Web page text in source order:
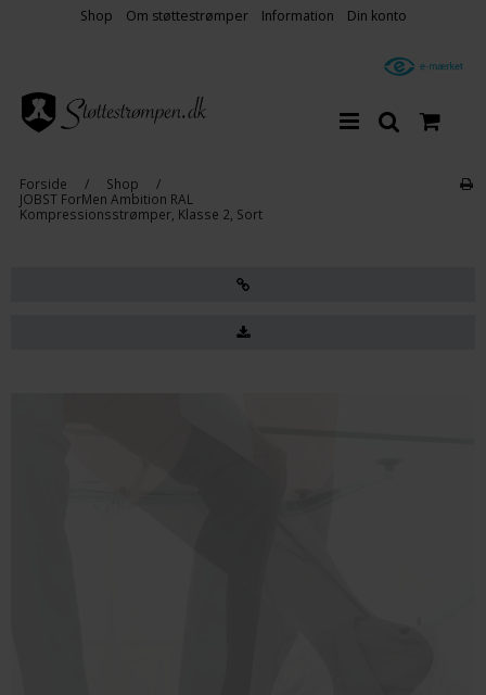
Shop Om støttestrømper Information Din konto
Forside / Shop
/
JOBST ForMen Ambition RAL
Kompressionsstrømper, Klasse 2, Sort